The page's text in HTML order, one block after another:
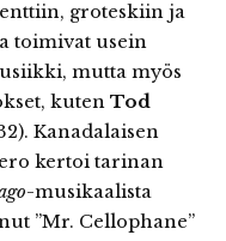
groteskiin ja
toimivat usein
mutta myös
kuten Tod
Kanadalaisen
kertoi tarinan
-musikaalista
”Mr. Cellophane”